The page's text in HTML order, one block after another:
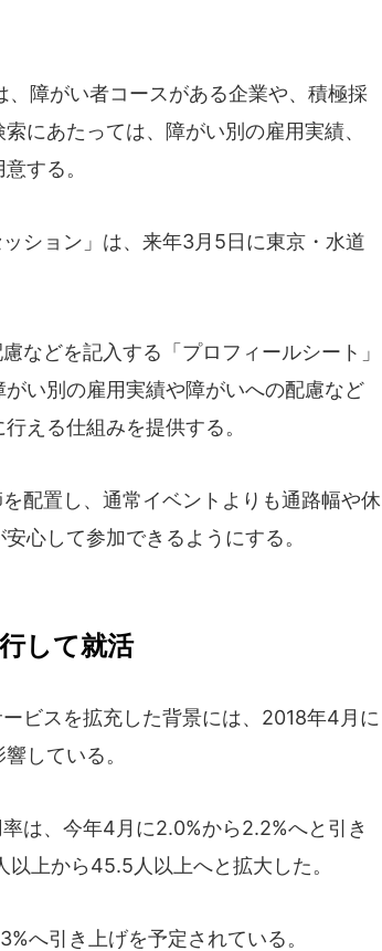
障がい者コースがある企業や、積極採
にあたっては、障がい別の雇用実績、
する。
ション」は、来年3月5日に東京・水道
などを記入する「プロフィールシート」
い別の雇用実績や障がいへの配慮など
える仕組みを提供する。
配置し、通常イベントよりも通路幅や休
心して参加できるようにする。
して就活
ビスを拡充した背景には、2018年4月に
している。
は、今年4月に2.0%から2.2%へと引き
上から45.5人以上へと拡大した。
へ引き上げを予定されている。